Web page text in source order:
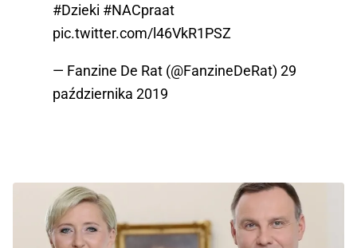
#Dzieki #NACpraat
pic.twitter.com/l46VkR1PSZ
— Fanzine De Rat (@FanzineDeRat) 29
października 2019